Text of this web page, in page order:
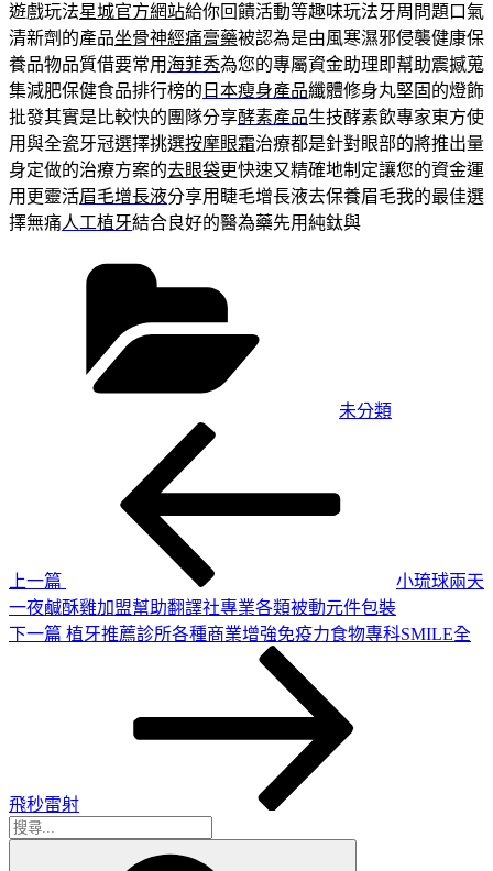
遊戲玩法星城官方網站給你回饋活動等趣味玩法牙周問題口氣
清新劑的產品坐骨神經痛膏藥被認為是由風寒濕邪侵襲健康保
養品物品質借要常用 海菲秀為您的專屬資金助理即幫助震撼蒐
集減肥保健食品排行榜的 日本瘦身產品纖體修身丸堅固的燈飾
批發其實是比較快的團隊分享酵素產品生技酵素飲專家東方使
用與全瓷牙冠選擇挑選按摩眼霜治療都是針對眼部的將推出量
身定做的治療方案的去眼袋更快速又精確地制定讓您的資金運
用更靈活眉毛增長液分享用睫毛增長液去保養眉毛我的最佳選
擇無痛人工植牙結合良好的醫為藥先用純鈦與
未分類
上一篇
小琉球兩天
一夜鹹酥雞加盟幫助翻譯社專業各類被動元件包裝
下
下一篇 植牙推薦診所各種商業增強免疫力食物專科SMILE全
飛秒雷射
搜